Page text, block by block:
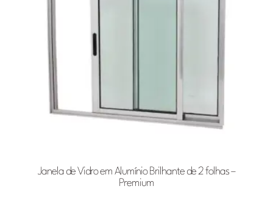
Janela de Vidro em Alumínio Brilhante de 2 folhas –
Premium